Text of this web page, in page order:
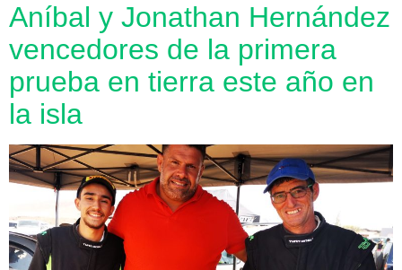
Aníbal y Jonathan Hernández
vencedores de la primera
prueba en tierra este año en
la isla